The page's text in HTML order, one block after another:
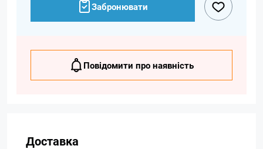
Забронювати
Повідомити про наявність
Доставка